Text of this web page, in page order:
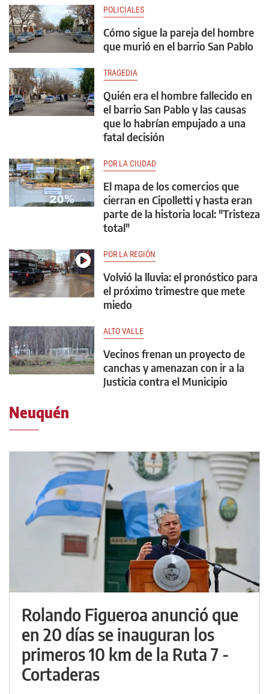
POLICIALES
Cómo sigue la pareja del hombre
que murió en el barrio San Pablo
TRAGEDIA
Quién era el hombre fallecido en
el barrio San Pablo y las causas
que lo habrían empujado a una
fatal decisión
POR LA CIUDAD
El mapa de los comercios que
cierran en Cipolletti y hasta eran
parte de la historia local: "Tristeza
total"
POR LA REGIÓN
Volvió la lluvia: el pronóstico para
el próximo trimestre que mete
miedo
ALTO VALLE
Vecinos frenan un proyecto de
canchas y amenazan con ir a la
Justicia contra el Municipio
Neuquén
Rolando Figueroa anunció que
en 20 días se inauguran los
primeros 10 km de la Ruta 7 -
Cortaderas